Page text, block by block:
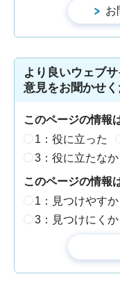
より良いウェブ
意見をお聞かせ
このページの情報
1：役に立った
3：役に立たなか
このページの情報
1：見つけやすか
3：見つけにくか